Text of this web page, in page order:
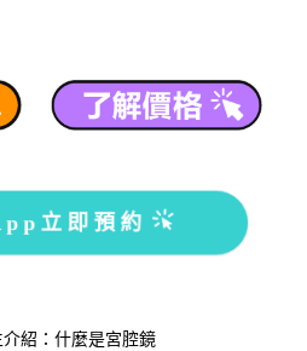
立即預約
紹：什麼是宮腔鏡